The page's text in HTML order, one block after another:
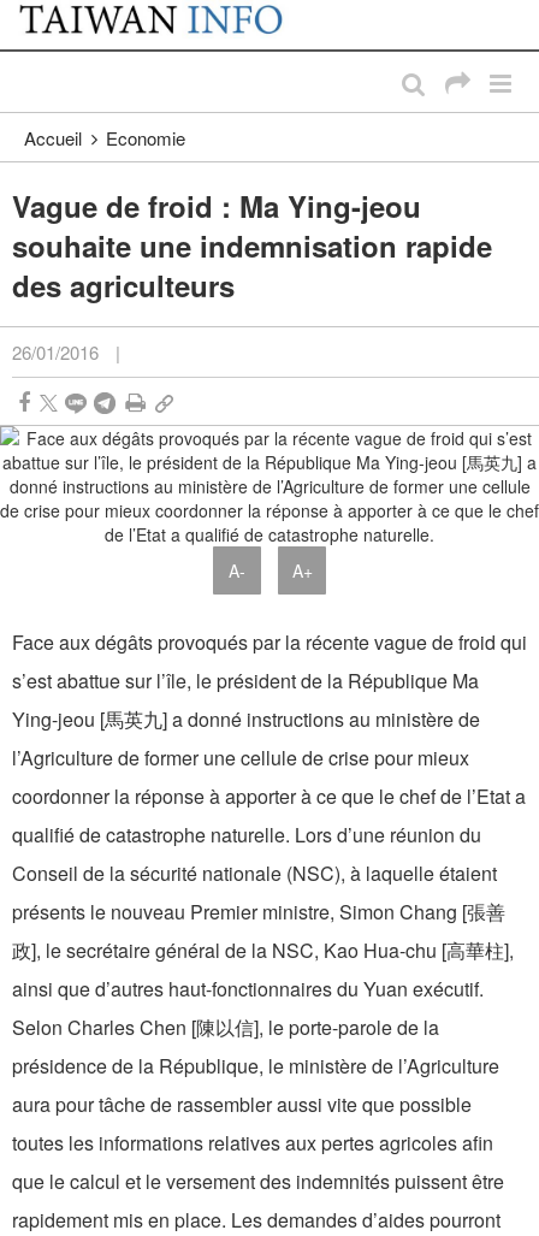
Passer au contenu principal
:::
Accueil Economie
Vague de froid : Ma Ying-jeou
souhaite une indemnisation rapide
des agriculteurs
26/01/2016 |
A- A+
Face aux dégâts provoqués par la récente vague de froid qui
s’est abattue sur l’île, le président de la République Ma
Ying-jeou [馬英九] a donné instructions au ministère de
l’Agriculture de former une cellule de crise pour mieux
coordonner la réponse à apporter à ce que le chef de l’Etat a
qualifié de catastrophe naturelle. Lors d’une réunion du
Conseil de la sécurité nationale (NSC), à laquelle étaient
présents le nouveau Premier ministre, Simon Chang [張善
政], le secrétaire général de la NSC, Kao Hua-chu [高華柱],
ainsi que d’autres haut-fonctionnaires du Yuan exécutif.
Selon Charles Chen [陳以信], le porte-parole de la
présidence de la République, le ministère de l’Agriculture
aura pour tâche de rassembler aussi vite que possible
toutes les informations relatives aux pertes agricoles afin
que le calcul et le versement des indemnités puissent être
rapidement mis en place. Les demandes d’aides pourront